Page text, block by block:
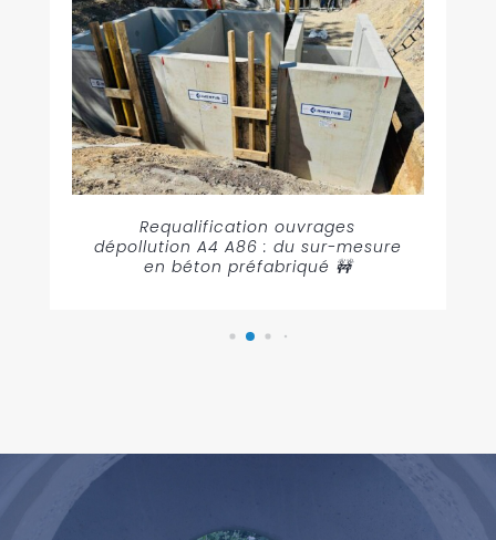
Requalification ouvrages
dépollution A4 A86 : du sur-mesure
en béton préfabriqué 🚧